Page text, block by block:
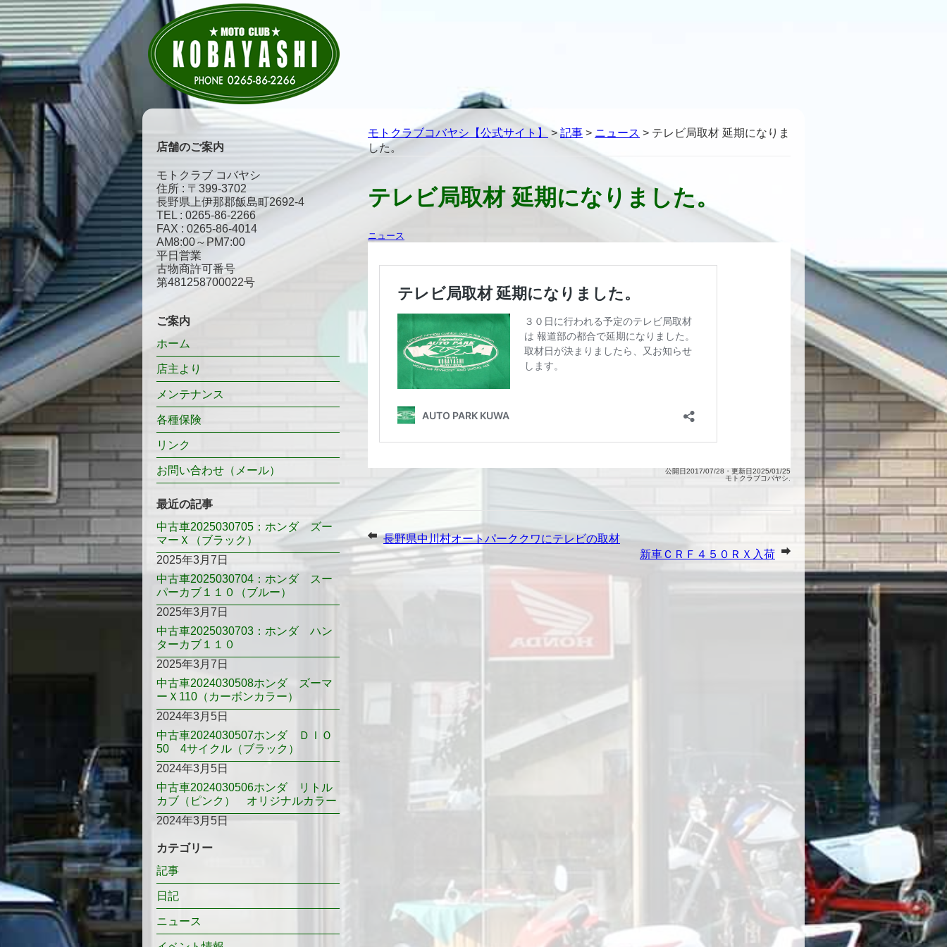
モトクラブコバヤシ【公式サイト】 >記事 > ニュース > テレビ局取材 延期になりま
した。
テレビ局取材 延期になりました。
ニュース
公開日2017/07/28・更新日2025/01/25
モトクラブコバヤシ.
長野県中川村オートパーククワにテレビの取材
新車ＣＲＦ４５０ＲＸ入荷
店舗のご案内
モトクラブ コバヤシ
住所 : 〒399-3702
長野県上伊那郡飯島町2692-4
TEL : 0265-86-2266
FAX : 0265-86-4014
AM8:00～PM7:00
平日営業
古物商許可番号
第481258700022号
ご案内
ホーム
店主より
メンテナンス
各種保険
リンク
お問い合わせ（メール）
最近の記事
中古車2025030705：ホンダ ズー
マーＸ（ブラック）
2025年3月7日
中古車2025030704：ホンダ スー
パーカブ１１０（ブルー）
2025年3月7日
中古車2025030703：ホンダ ハン
ターカブ１１０
2025年3月7日
中古車2024030508ホンダ ズーマ
ーＸ110（カーボンカラー）
2024年3月5日
中古車2024030507ホンダ ＤＩＯ
50 4サイクル（ブラック）
2024年3月5日
中古車2024030506ホンダ リトル
カブ（ピンク） オリジナルカラー
2024年3月5日
カテゴリー
記事
日記
ニュース